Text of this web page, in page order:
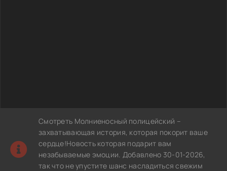
Смотреть Молниеносный полицейский –
захватывающая история, которая покорит ваше
сердце!Новость которая подарит вам
незабываемые эмоции. Добавлено 30-01-2026,
так что не упустите шанс насладиться свежим